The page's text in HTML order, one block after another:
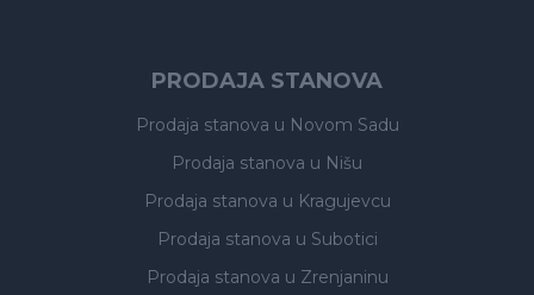
PRODAJA STANOVA
Prodaja stanova u Novom Sadu
Prodaja stanova u Nišu
Prodaja stanova u Kragujevcu
Prodaja stanova u Subotici
Prodaja stanova u Zrenjaninu